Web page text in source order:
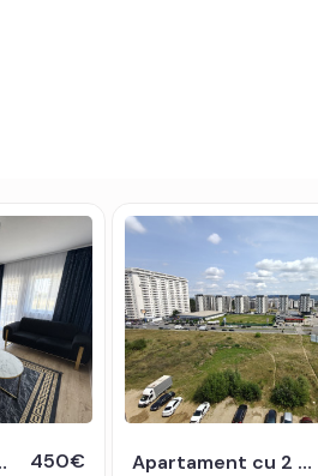
Stanca Sibiu 450€ Apartament cu 2 camere de inchiriat in zona Doamna Stanca - Sibiu